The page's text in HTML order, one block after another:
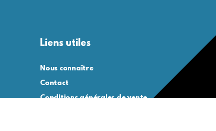
Liens utiles
Nous connaître
Contact
Conditions générales de vente